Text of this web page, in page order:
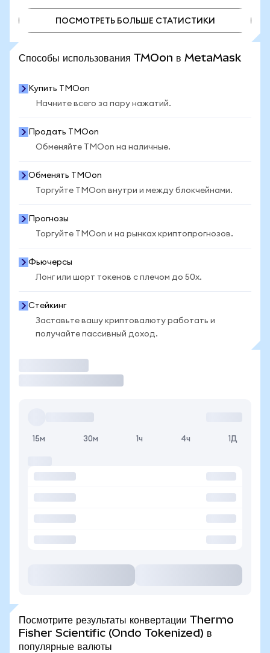
ПОСМОТРЕТЬ БОЛЬШЕ СТАТИСТИКИ
Способы использования TMOon в MetaMask
Купить TMOon
Начните всего за пару нажатий.
Продать TMOon
Обменяйте TMOon на наличные.
Обменять TMOon
Торгуйте TMOon внутри и между блокчейнами.
Прогнозы
Торгуйте TMOon и на рынках криптопрогнозов.
Фьючерсы
Лонг или шорт токенов с плечом до 50x.
Стейкинг
Заставьте вашу криптовалюту работать и
получайте пассивный доход.
15м 30м 1ч 4ч 1Д
Посмотрите результаты конвертации Thermo
Fisher Scientific (Ondo Tokenized) в
популярные валюты